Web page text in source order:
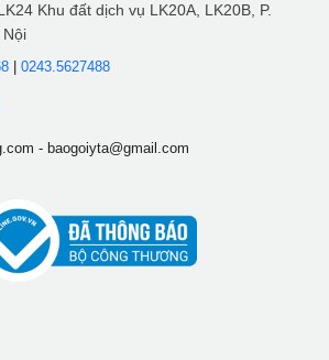
Khu đất dịch vụ LK20A, LK20B, P.
| 0243.5627488
- baogoiyta@gmail.com